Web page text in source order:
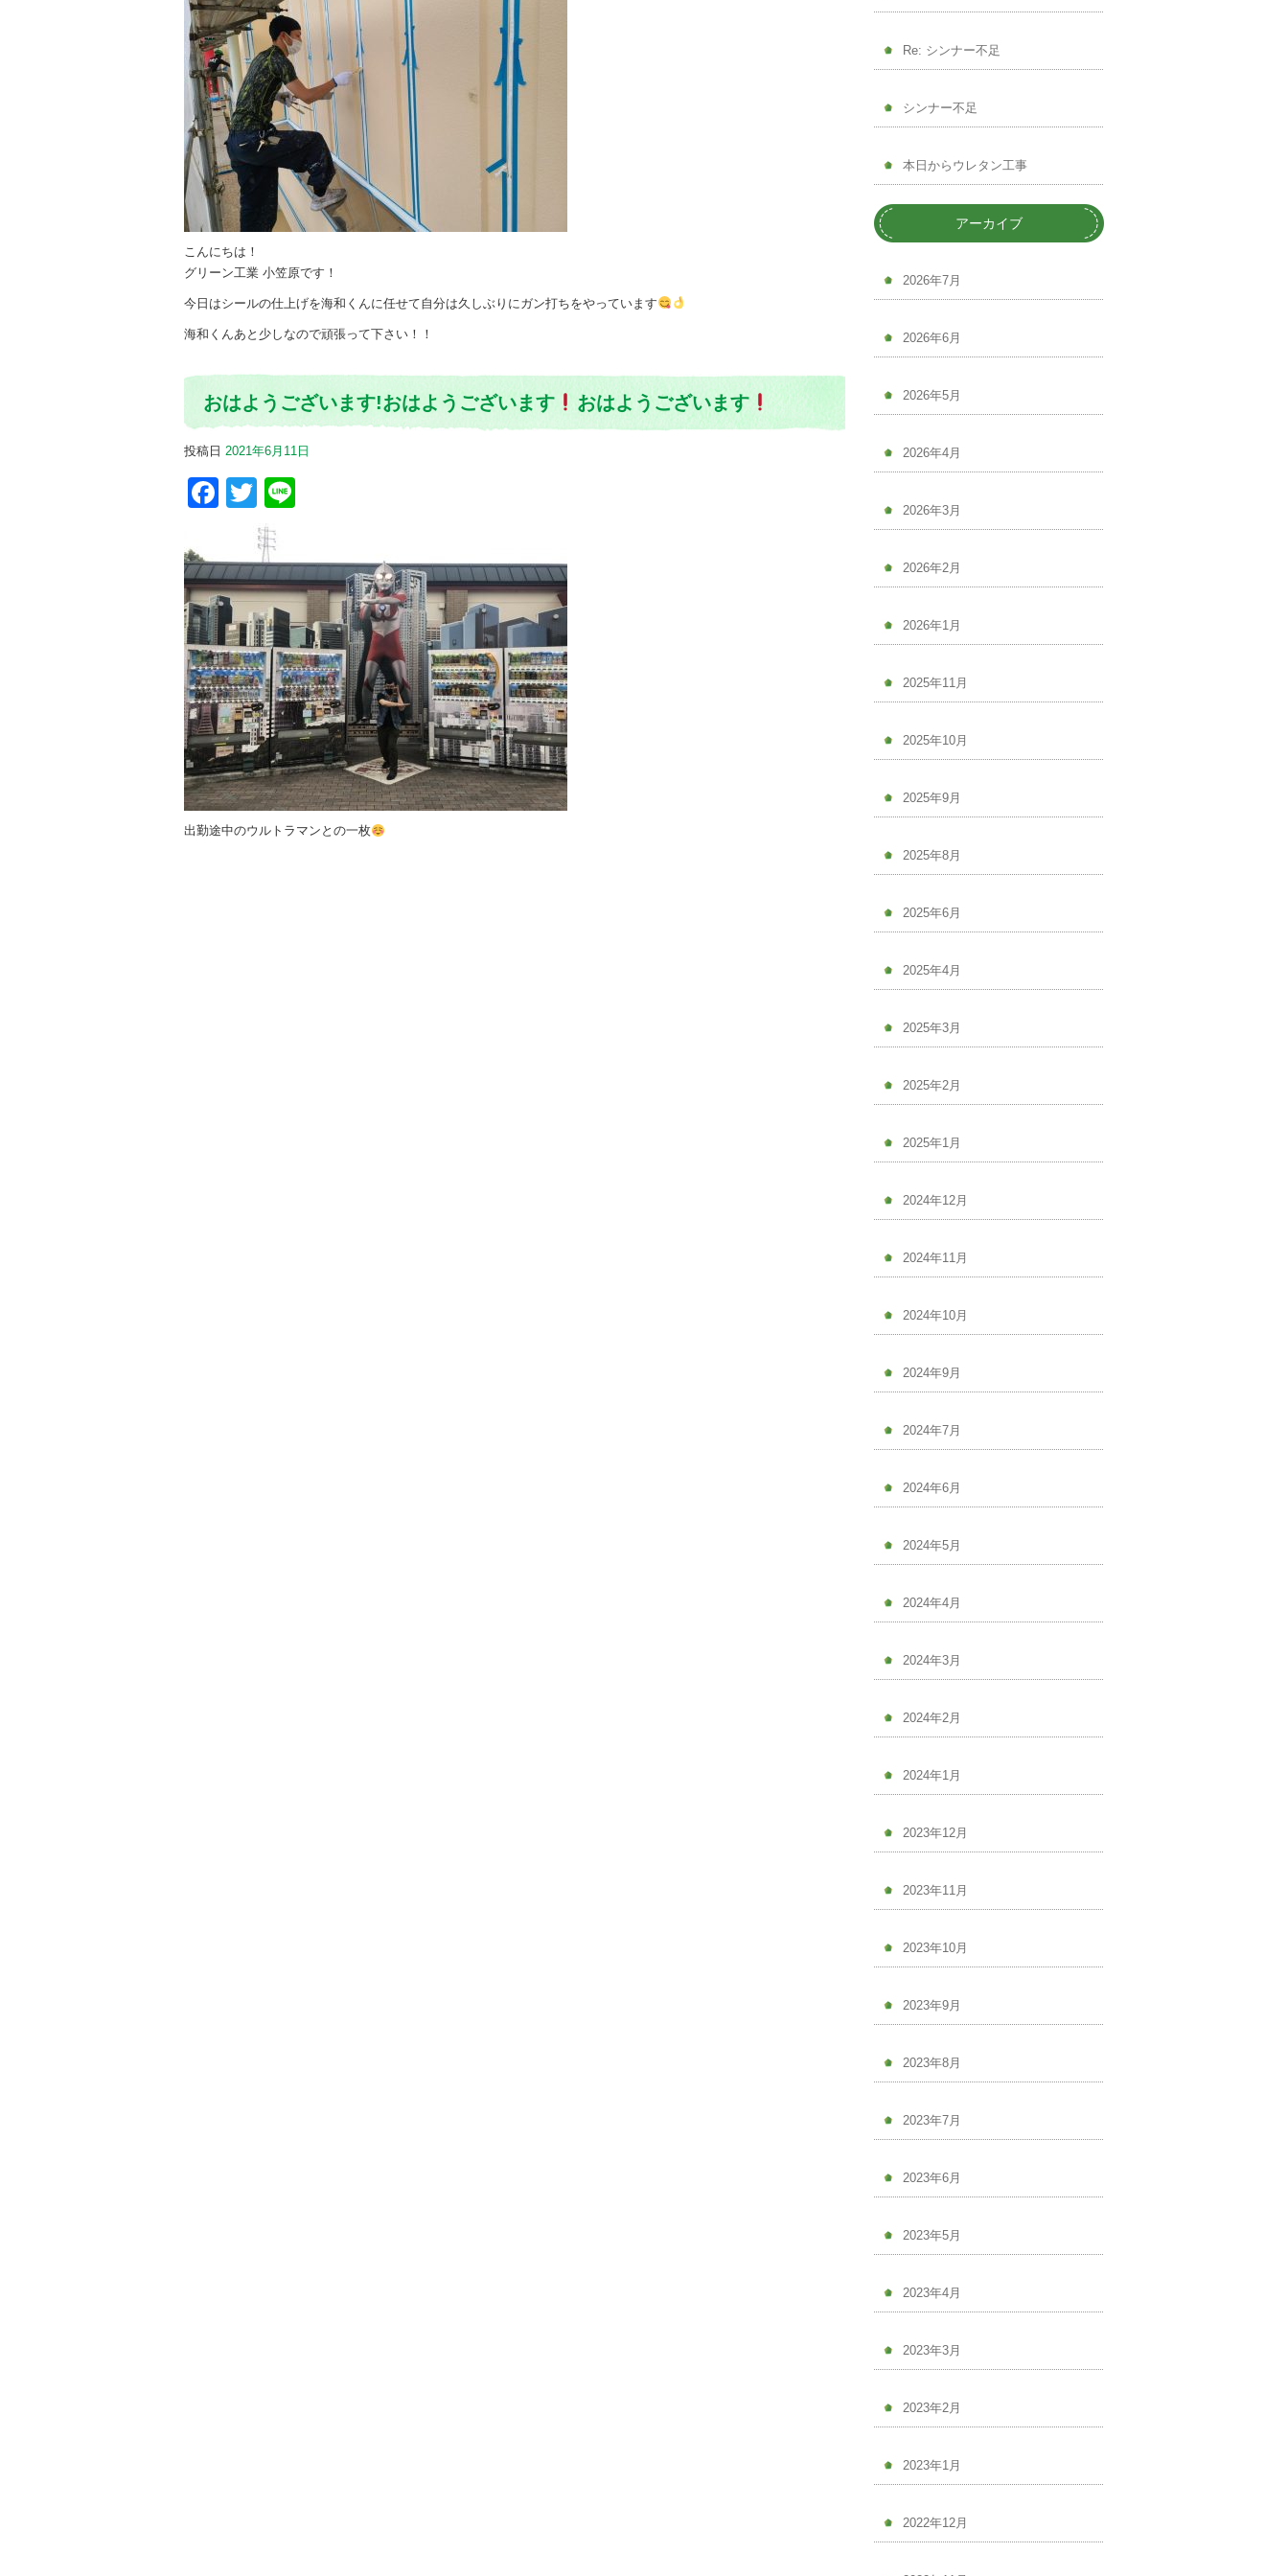
こんにちは！
グリーン工業 小笠原です！
今日はシールの仕上げを海和くんに任せて自分は久しぶりにガン打ちをやっています
海和くんあと少しなので頑張って下さい！！
おはようございます!おはようございます おはようございます
投稿日 2021年6月11日
Facebook
Twitter
出勤途中のウルトラマンとの一枚
Re: シンナー不足
シンナー不足
本日からウレタン工事
アーカイブ
2026年7月
2026年6月
2026年5月
2026年4月
2026年3月
2026年2月
2026年1月
2025年11月
2025年10月
2025年9月
2025年8月
2025年6月
2025年4月
2025年3月
2025年2月
2025年1月
2024年12月
2024年11月
2024年10月
2024年9月
2024年7月
2024年6月
2024年5月
2024年4月
2024年3月
2024年2月
2024年1月
2023年12月
2023年11月
2023年10月
2023年9月
2023年8月
2023年7月
2023年6月
2023年5月
2023年4月
2023年3月
2023年2月
2023年1月
2022年12月